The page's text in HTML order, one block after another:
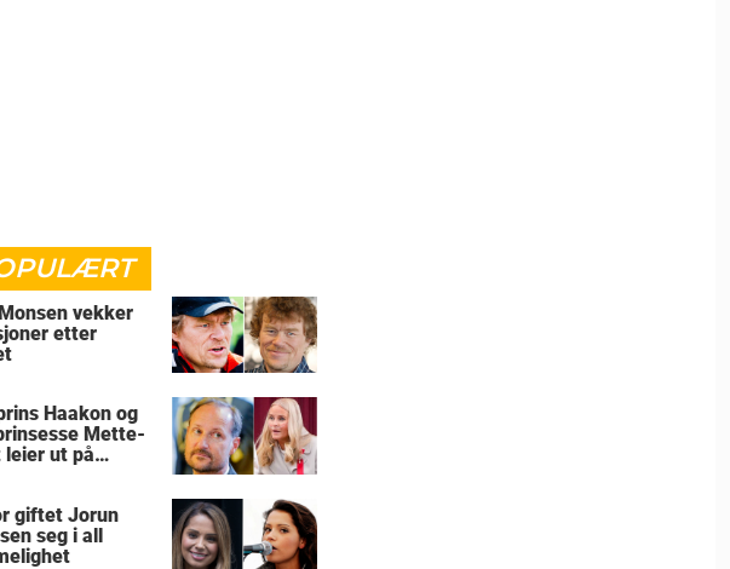
vekker
etter
Haakon og
Mette-
leier ut på
giftet Jorun
seg i all